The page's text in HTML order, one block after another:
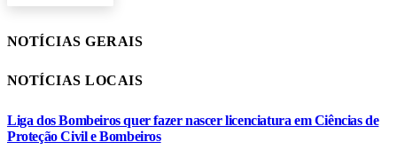
NOTÍCIAS GERAIS
NOTÍCIAS LOCAIS
Liga dos Bombeiros quer fazer nascer licenciatura em Ciências de
Proteção Civil e Bombeiros